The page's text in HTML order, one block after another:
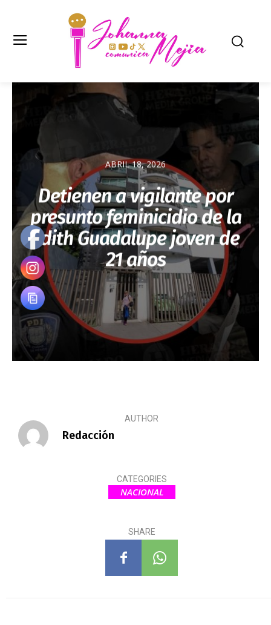
ABRIL 18, 2026
Detienen a vigilante por
presunto feminicidio de la
Edith Guadalupe joven de
21 años
AUTHOR
Redacción
CATEGORIES
NACIONAL
SHARE